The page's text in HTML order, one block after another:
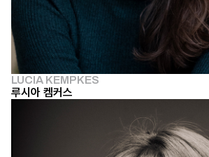
LUCIA KEMPKES
루시아 켐커스